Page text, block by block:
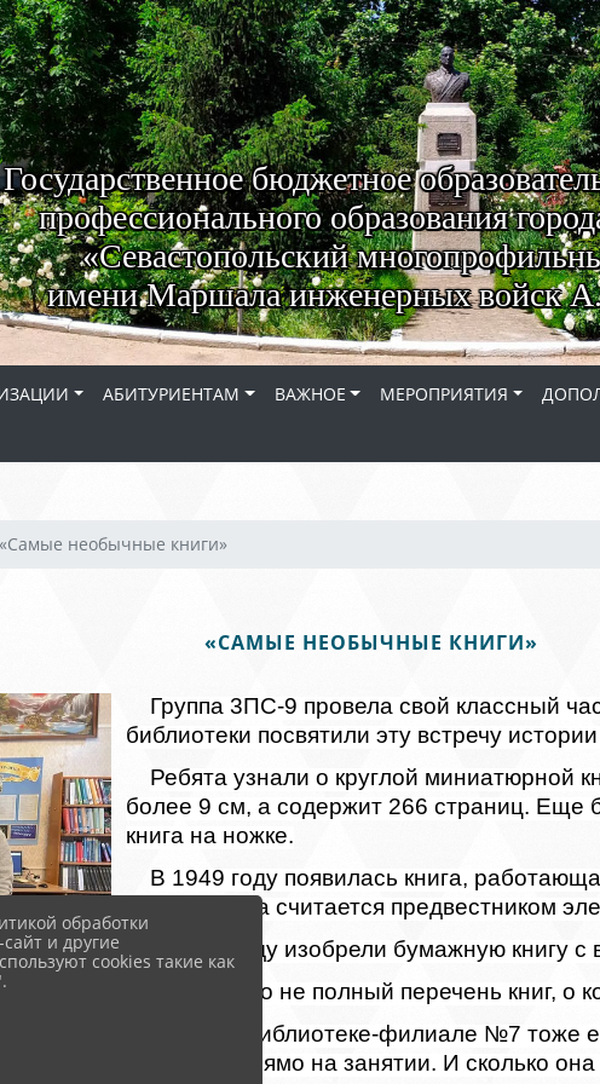
Государственное бюджетное
профессионального образования
«Севастопольский
имени Маршала инженерных войск
АБИТУРИЕНТАМ ВАЖНОЕ МЕРОПРИЯТИЯ
«Самые необычные книги»
«САМЫЕ НЕОБЫЧНЫЕ КНИГИ»
Группа 3ПС-9 провела свой классный
библиотеки посвятили эту встречу
Ребята узнали о круглой миниатюрной
более 9 см, а содержит 266 страниц. Еще
книга на ножке.
В 1949 году появилась книга,
воздуха. Она считается предвестником
В 2010 году изобрели бумажную книгу с
Это далеко не полный перечень книг, о
В самой библиотеке-филиале №7 тоже
измерили прямо на занятии. И сколько
обработки
и другие
cookies такие как